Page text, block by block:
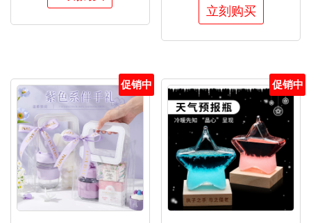
立刻购买
促销中 促销中